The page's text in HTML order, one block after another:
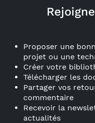
Proposer une
projet ou une
Créer votre
Télécharger les
Partager vos
commentaire
Recevoir la
actualités